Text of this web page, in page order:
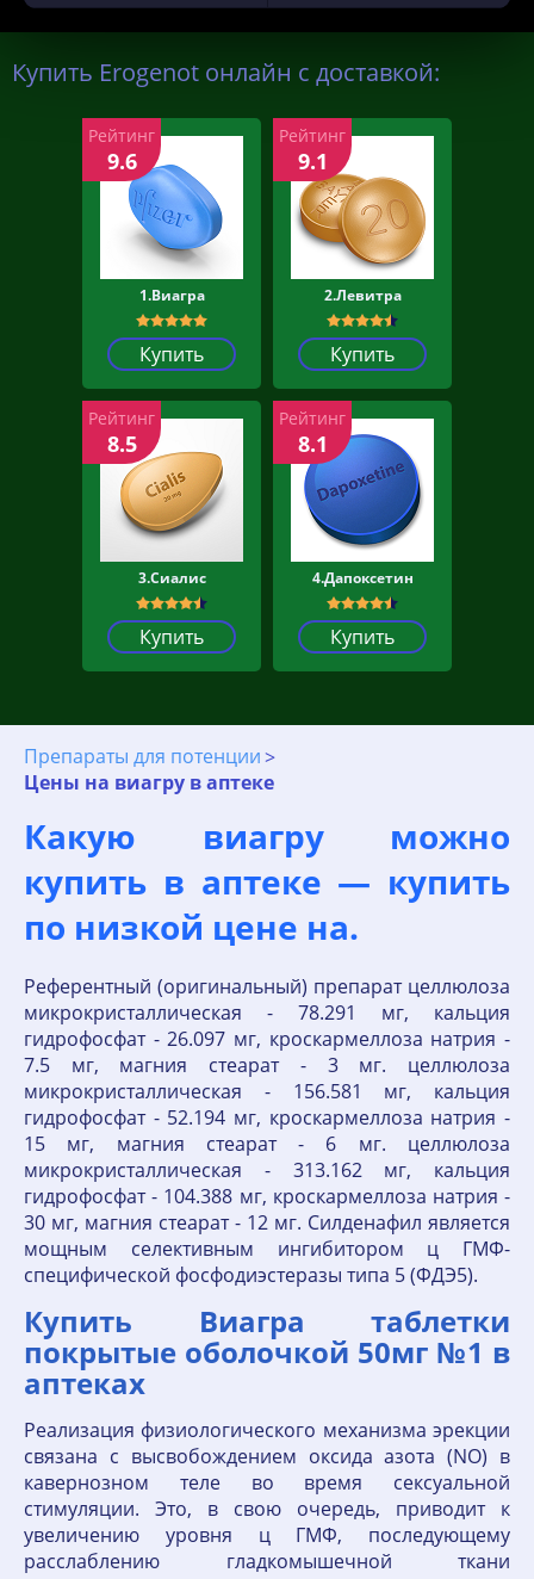
Купить Erogenot онлайн с доставкой:
1.Виагра
Купить
Рейтинг
9.6
2.Левитра
Купить
Рейтинг
9.1
3.Сиалис
Купить
Рейтинг
8.5
4.Дапоксетин
Купить
Рейтинг
8.1
Препараты для потенции
Цены на виагру в аптеке
Какую виагру можно
купить в аптеке — купить
по низкой цене на.
Референтный (оригинальный) препарат целлюлоза
микрокристаллическая - 78.291 мг, кальция
гидрофосфат - 26.097 мг, кроскармеллоза натрия -
7.5 мг, магния стеарат - 3 мг. целлюлоза
микрокристаллическая - 156.581 мг, кальция
гидрофосфат - 52.194 мг, кроскармеллоза натрия -
15 мг, магния стеарат - 6 мг. целлюлоза
микрокристаллическая - 313.162 мг, кальция
гидрофосфат - 104.388 мг, кроскармеллоза натрия -
30 мг, магния стеарат - 12 мг. Силденафил является
мощным селективным ингибитором ц ГМФ-
специфической фосфодиэстеразы типа 5 (ФДЭ5).
Купить Виагра таблетки
покрытые оболочкой 50мг №1 в
аптеках
Реализация физиологического механизма эрекции
связана с высвобождением оксида азота (NO) в
кавернозном теле во время сексуальной
стимуляции. Это, в свою очередь, приводит к
увеличению уровня ц ГМФ, последующему
расслаблению гладкомышечной ткани